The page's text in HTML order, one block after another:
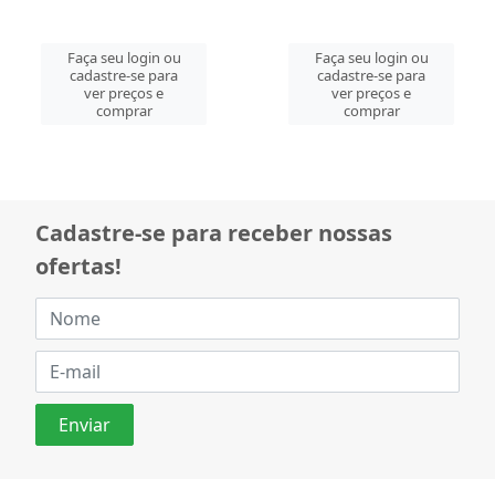
Faça seu login ou
cadastre-se para
ver preços e
comprar
Faça seu login ou
cadastre-se para
ver preços e
comprar
Cadastre-se para receber nossas
ofertas!